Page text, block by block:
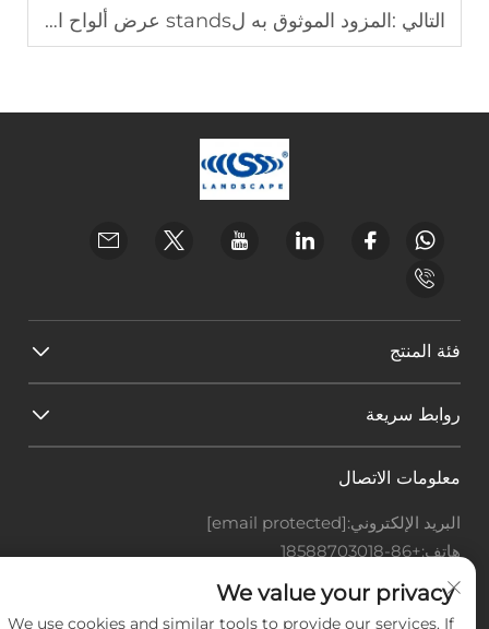
التالي : المزود الموثوق به لstands عرض ألواح الرغوة البلاستيكية (PVC)
فئة المنتج
روابط سريعة
معلومات الاتصال
البريد الإلكتروني:[email protected]
هاتف:+86-18588703018
Office add : غرفة 414، رقم 125، طريق هوانغيوان، منطقة
باييون، مدينة قوانغتشو، مقاطعة قوانغدونغ
We value your privacy
We use cookies and similar tools to provide our services. If